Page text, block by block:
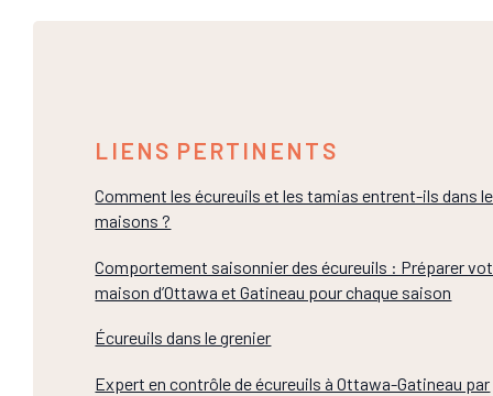
LIENS PERTINENTS
Comment les écureuils et les tamias entrent-ils dans
maisons ?
Comportement saisonnier des écureuils : Préparer
maison d’Ottawa et Gatineau pour chaque saison
Écureuils dans le grenier
Expert en contrôle de écureuils à Ottawa-Gatineau par